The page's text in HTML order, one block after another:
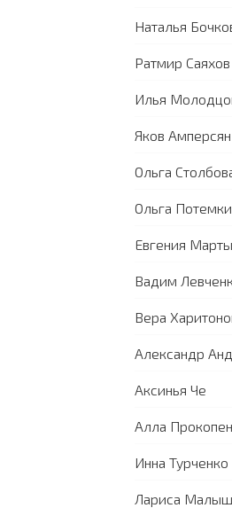
Наталья
Ратмир Саяхов
Илья
Яков Амперсян
Ольга
Ольга
Евгения
Вадим
Вера
Александр
Аксинья Че
Алла
Инна Турченко
Лариса